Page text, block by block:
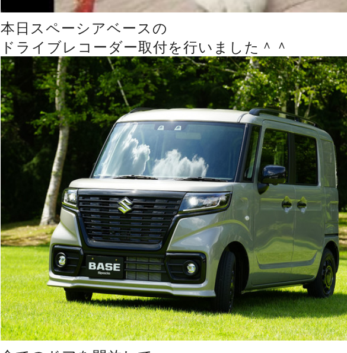
本日スペーシアベースの
ドライブレコーダー取付を行いました＾＾